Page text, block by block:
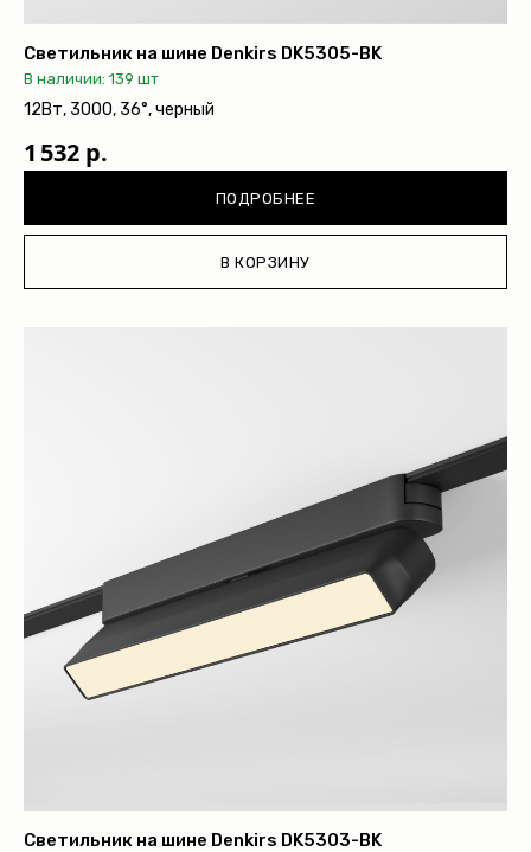
Светильник на шине Denkirs DK5305-BK
В наличии: 139 шт
12Вт, 3000, 36°, черный
1 532 р.
ПОДРОБНЕЕ
В КОРЗИНУ
Светильник на шине Denkirs DK5303-BK